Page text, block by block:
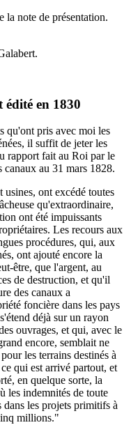
la note de présentation.
édité en 1830
qu'ont pris avec moi les
il suffit de jeter les
rapport fait au Roi par le
au 31 mars 1828.
usines, ont excédé toutes
qu'extraordinaire,
ont été impuissants
Les recours aux
procédures, qui, aux
ont ajouté encore la
être, que l'argent, au
de destruction, et qu'il
des canaux a
foncière dans les pays
déjà sur un rayon
ouvrages, et qui, avec le
encore, semblait ne
les terrains destinés à
qui est arrivé partout, et
en quelque sorte, la
les indemnités de toute
dans les projets primitifs à
millions."